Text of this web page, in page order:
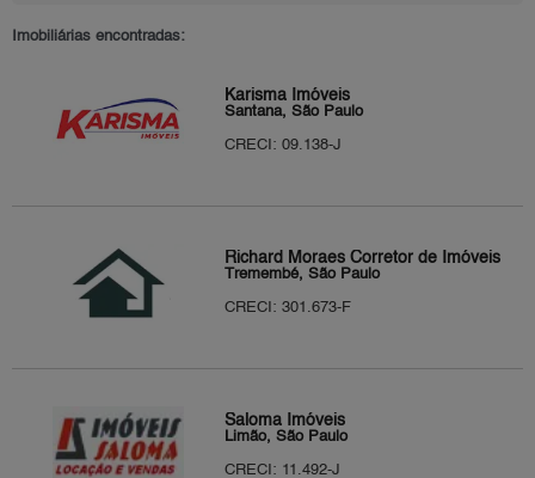
Imobiliárias encontradas:
Karisma Imóveis
Santana, São Paulo
CRECI: 09.138-J
Richard Moraes Corretor de Imóveis
Tremembé, São Paulo
CRECI: 301.673-F
Saloma Imóveis
Limão, São Paulo
CRECI: 11.492-J